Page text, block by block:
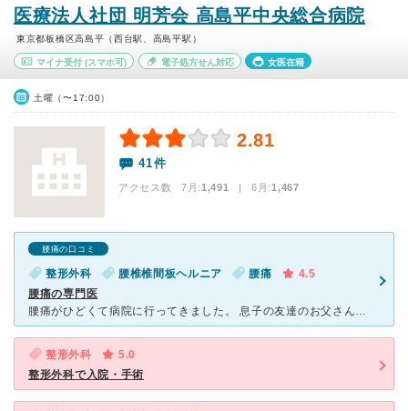
医療法人社団 明芳会 高島平中央総合病院
東京都板橋区高島平（西台駅、高島平駅）
マイナ受付 (スマホ可) 電子処方せん対応 女医在籍
土曜（〜17:00）
2.81
41件
アクセス数 7月:1,491 | 6月:1,467
腰痛の口コミ
整形外科 腰椎椎間板ヘルニア 腰痛
4.5
腰痛の専門医
腰痛がひどくて病院に行ってきました。 息子の友達のお父さんから、「高島平中央総合病院には腰痛の専門の先生がいるから」という話を聞いての訪問です。 水曜の午前と金曜の午後に先生がいるということで、仕
整形外科
5.0
整形外科で入院・手術